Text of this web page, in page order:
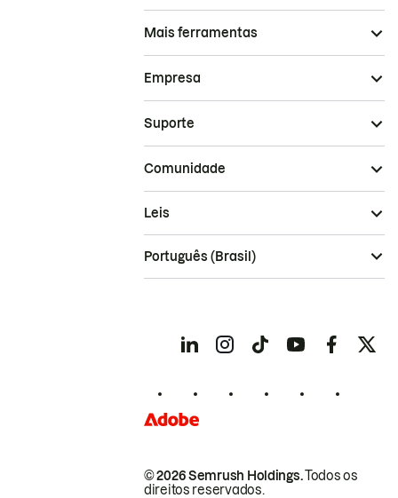
Mais ferramentas
Empresa
Suporte
Comunidade
© 2026 Semrush Holdings.Todos os
direitos reservados.
Leis
Português (Brasil)